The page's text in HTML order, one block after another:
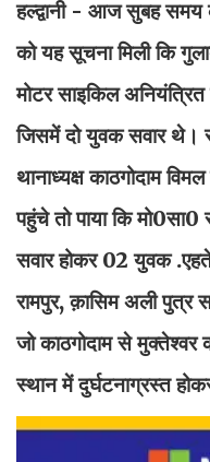
हल्द्वानी - आज सुबह समय
को यह सूचना मिली कि
मोटर साइकिल
जिसमें दो युवक सवार थे।
थानाध्यक्ष काठगोदाम
पहुंचे तो पाया कि
सवार होकर 02 युवक
रामपुर, क़ासिम अली पुत्र
जो काठगोदाम से
स्थान में दुर्घटनाग्रस्त